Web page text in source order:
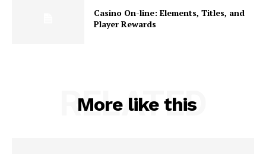
Casino On-line: Elements, Titles, and
Player Rewards
More like this
RELATED